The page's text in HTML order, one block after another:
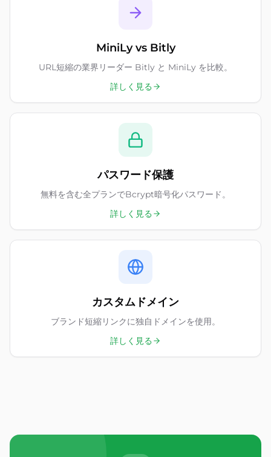
MiniLy vs Bitly
URL短縮の業界リーダー Bitly と MiniLy を比較。
詳しく見る
パスワード保護
無料を含む全プランでBcrypt暗号化パスワード。
詳しく見る
カスタムドメイン
ブランド短縮リンクに独自ドメインを使用。
詳しく見る